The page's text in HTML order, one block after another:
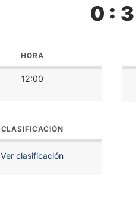
0 : 3
HORA
12:00
CLASIFICACIÓN
Ver clasificación